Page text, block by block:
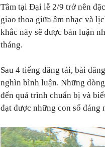
Tâm tại Đại lễ 2/9 trở nên
giao thoa giữa âm nhạc và
khắc này sẽ được bàn luận
tháng.
Sau 4 tiếng đăng tải, bài
nghìn bình luận. Những
đến quá trình chuẩn bị và
đạt được những con số